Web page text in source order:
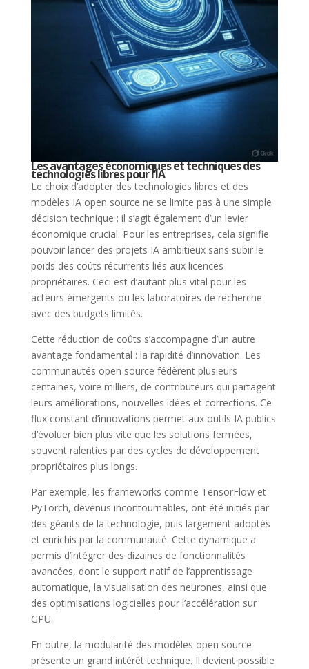
Les avantages économiques et techniques des
technologies libres pour l’IA
Le choix d’adopter des technologies libres et des
modèles IA open source ne se limite pas à une simple
décision technique : il s’agit également d’un levier
économique crucial. Pour les entreprises, cela signifie
pouvoir lancer des projets IA ambitieux sans subir le
poids des coûts récurrents liés aux licences
propriétaires. Ceci est d’autant plus vital pour les
acteurs émergents ou les laboratoires de recherche
avec des budgets limités.
Cette réduction de coûts s’accompagne d’un autre
avantage fondamental : la rapidité d’innovation. Les
communautés open source fédèrent plusieurs
centaines, voire milliers, de contributeurs qui partagent
leurs améliorations, nouvelles idées et corrections. Ce
flux constant d’innovations permet aux outils IA publics
d’évoluer bien plus vite que les solutions fermées,
souvent ralenties par des cycles de développement
propriétaires plus longs.
Par exemple, les frameworks comme TensorFlow et
PyTorch, devenus incontournables, ont été initiés par
des géants de la technologie, puis largement adoptés
et enrichis par la communauté. Cette dynamique a
permis d’intégrer des dizaines de fonctionnalités
avancées, dont le support natif de l’apprentissage
automatique, la visualisation des neurones, ainsi que
des optimisations logicielles pour l’accélération sur
GPU.
En outre, la modularité des modèles open source
présente un grand intérêt technique. Il devient possible